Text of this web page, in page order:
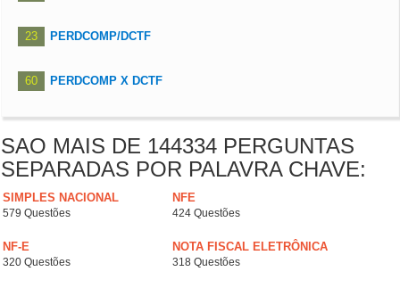
23 PERDCOMP/DCTF
60 PERDCOMP X DCTF
SAO MAIS DE 144334 PERGUNTAS
SEPARADAS POR PALAVRA CHAVE:
SIMPLES NACIONAL
579 Questões
NFE
424 Questões
NF-E
320 Questões
NOTA FISCAL ELETRÔNICA
318 Questões